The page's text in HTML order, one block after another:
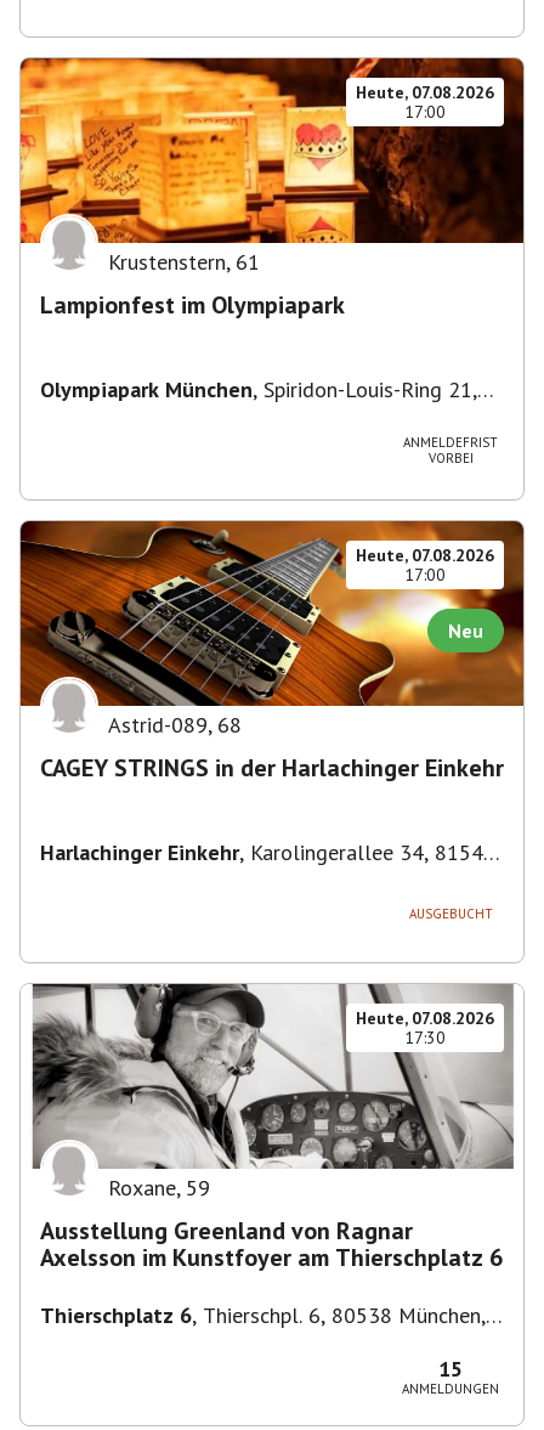
Heute, 07.08.2026
17:00
Krustenstern, 61
Lampionfest im Olympiapark
Olympiapark München, Spiridon-Louis-Ring 21,
ANMELDEFRIST
VORBEI
Heute, 07.08.2026
17:00
Neu
Astrid-089, 68
CAGEY STRINGS in der Harlachinger Einkehr
Harlachinger Einkehr, Karolingerallee 34, 81545
AUSGEBUCHT
Heute, 07.08.2026
17:30
Roxane, 59
Ausstellung Greenland von Ragnar
Axelsson im Kunstfoyer am Thierschplatz 6
Thierschplatz 6, Thierschpl. 6, 80538 München,
15
ANMELDUNGEN